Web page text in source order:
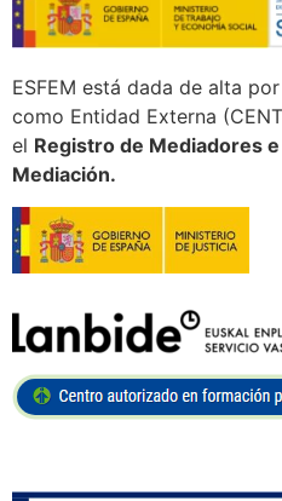
ESFEM está dada de alta
como Entidad Externa
el Registro de Mediadores
Mediación.